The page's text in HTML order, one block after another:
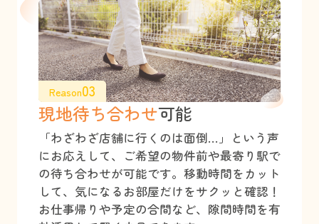
Reason03
現地待ち合わせ可能
「わざわざ店舗に行くのは面倒…」という声
にお応えして、ご希望の物件前や最寄り駅で
の待ち合わせが可能です。移動時間をカット
して、気になるお部屋だけをサクッと確認！
お仕事帰りや予定の合間など、隙間時間を有